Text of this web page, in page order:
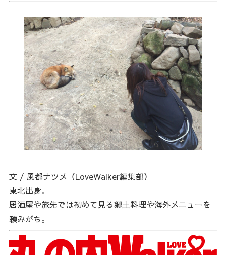
文 / 風都ナツメ（LoveWalker編集部）
東北出身。
居酒屋や旅先では初めて見る郷土料理や海外メニューを
頼みがち。